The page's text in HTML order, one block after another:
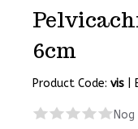
6cm
Product Code:vis